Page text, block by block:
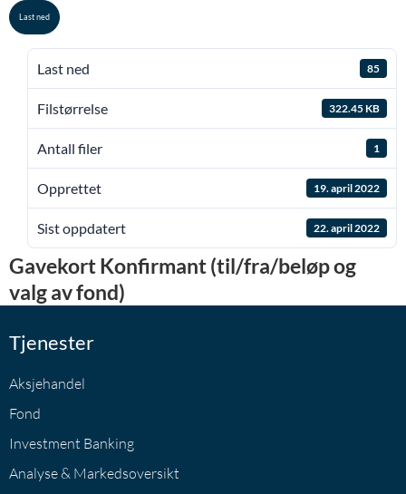
Last ned
Last ned 85
Filstørrelse 322.45 KB
Antall filer 1
Opprettet 19. april 2022
Sist oppdatert 22. april 2022
Gavekort Konfirmant (til/fra/beløp og
valg av fond)
Tjenester
Aksjehandel
Fond
Investment Banking
Analyse & Markedsoversikt